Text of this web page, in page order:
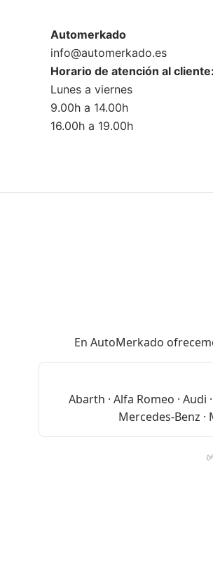
Automerkado
info@automerkado.es
Horario de atención al cliente:
Lunes a viernes
9.00h a 14.00h
16.00h a 19.00h
En AutoMerkado
Abarth · Alfa Romeo · Audi
Mercedes-Benz ·